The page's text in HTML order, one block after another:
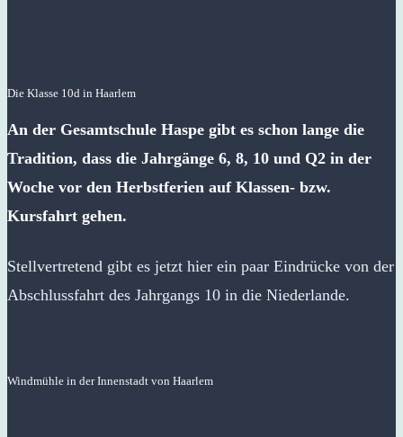
Die Klasse 10d in Haarlem
An der Gesamtschule Haspe gibt es schon lange die
Tradition, dass die Jahrgänge 6, 8, 10 und Q2 in der
Woche vor den Herbstferien auf Klassen- bzw.
Kursfahrt gehen.
Stellvertretend gibt es jetzt hier ein paar Eindrücke von der
Abschlussfahrt des Jahrgangs 10 in die Niederlande.
Windmühle in der Innenstadt von Haarlem